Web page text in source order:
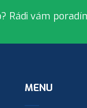
Rádi vám
MENU